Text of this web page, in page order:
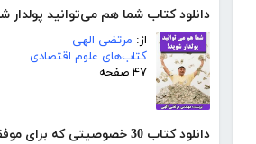
دانلود کتاب شما هم می‌توانید پولدار
از: مرتضی الهی
کتاب‌های علوم اقتصادی
۴۷ صفحه
دانلود کتاب 30 خصوصیتی که